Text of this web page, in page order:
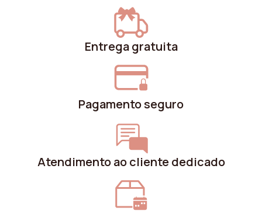
ambiente acolhedor: siga as nossas
recomendações para uma escolha de cores que irá
valorizar o seu espaço e ao mesmo tempo reflectir
Entrega gratuita
Pagamento seguro
Atendimento ao cliente dedicado